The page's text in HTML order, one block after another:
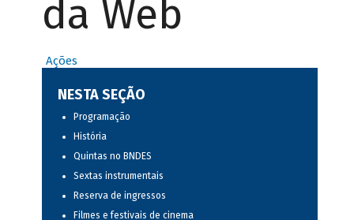
da Web
Ações
NESTA SEÇÃO
Programação
História
Quintas no BNDES
Sextas instrumentais
Reserva de ingressos
Filmes e festivais de cinema